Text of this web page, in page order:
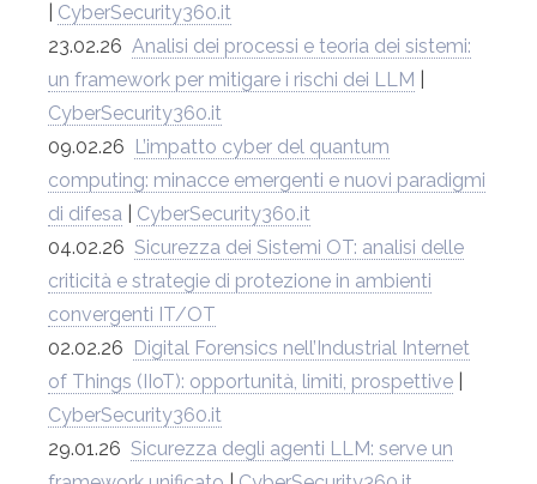
CyberSecurity360.it
23.02.26 Analisi dei processi e teoria dei sistemi:
un framework per mitigare i rischi dei LLM
CyberSecurity360.it
09.02.26
L’impatto cyber del quantum
computing: minacce emergenti e nuovi paradigmi
di difesa
CyberSecurity360.it
04.02.26 Sicurezza dei Sistemi OT: analisi delle
criticità e strategie di protezione in ambienti
convergenti IT/OT
02.02.26
Digital Forensics nell’Industrial Internet
of Things (IIoT): opportunità, limiti, prospettive
CyberSecurity360.it
29.01.26 Sicurezza degli agenti LLM: serve un